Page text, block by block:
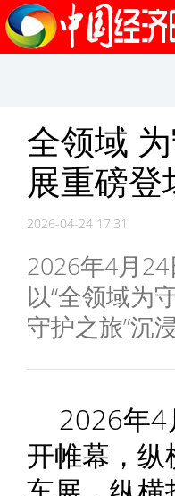
全领域
展重磅登
2026-04-24 17:31
2026年4月
以“全领域为
守护之旅”沉
2026年4
开帷幕，纵